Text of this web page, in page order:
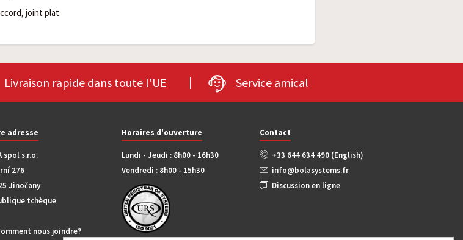
joint plat.
Livraison rapide dans toute l'UE Service amical
adresse
spol s.r.o.
276
Jinočany
tchèque
nous joindre?
Horaires d'ouverture
Lundi - Jeudi : 8h00 - 16h30
Vendredi : 8h00 - 15h30
Contact
+33 644 634 490 (English)
info@bolasystems.fr
Discussion en ligne